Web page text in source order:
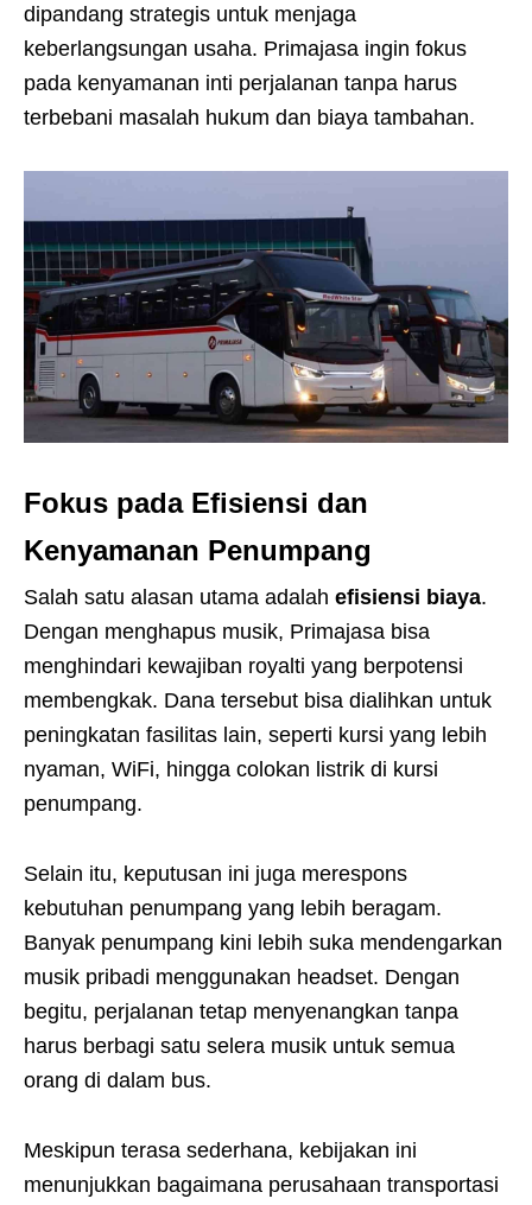
dipandang strategis untuk menjaga
keberlangsungan usaha. Primajasa ingin fokus
pada kenyamanan inti perjalanan tanpa harus
terbebani masalah hukum dan biaya tambahan.
Fokus pada Efisiensi dan
Kenyamanan Penumpang
Salah satu alasan utama adalah efisiensi biaya.
Dengan menghapus musik, Primajasa bisa
menghindari kewajiban royalti yang berpotensi
membengkak. Dana tersebut bisa dialihkan untuk
peningkatan fasilitas lain, seperti kursi yang lebih
nyaman, WiFi, hingga colokan listrik di kursi
penumpang.
Selain itu, keputusan ini juga merespons
kebutuhan penumpang yang lebih beragam.
Banyak penumpang kini lebih suka mendengarkan
musik pribadi menggunakan headset. Dengan
begitu, perjalanan tetap menyenangkan tanpa
harus berbagi satu selera musik untuk semua
orang di dalam bus.
Meskipun terasa sederhana, kebijakan ini
menunjukkan bagaimana perusahaan transportasi